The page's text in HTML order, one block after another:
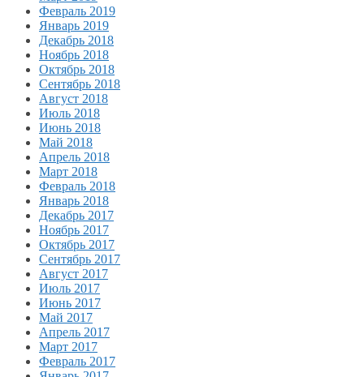
Февраль 2019
Январь 2019
Декабрь 2018
Ноябрь 2018
Октябрь 2018
Сентябрь 2018
Август 2018
Июль 2018
Июнь 2018
Май 2018
Апрель 2018
Март 2018
Февраль 2018
Январь 2018
Декабрь 2017
Ноябрь 2017
Октябрь 2017
Сентябрь 2017
Август 2017
Июль 2017
Июнь 2017
Май 2017
Апрель 2017
Март 2017
Февраль 2017